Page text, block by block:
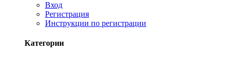
Вход
Регистрация
Инструкции по регистрации
Категории